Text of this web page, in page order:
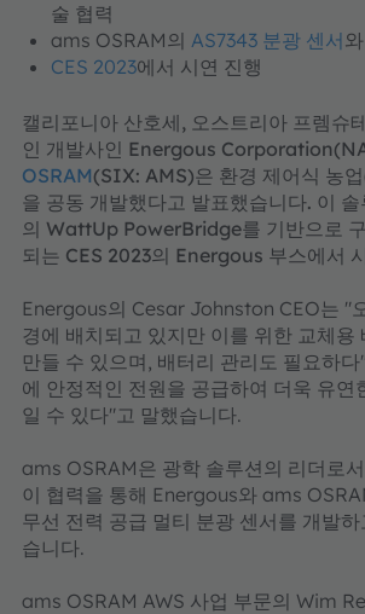
술 협력
ams OSRAM의 AS7343 분광 센서
CES 2023에서 시연 진행
캘리포니아 산호세, 오스트리아 프렘슈
인 개발사인 Energous
OSRAM(SIX: AMS)은 환경 제어식 농
을 공동 개발했다고 발표했습니다. 이
의 WattUp PowerBridge를 기반으로
되는 CES 2023의 Energous 부스에서
Energous의 Cesar Johnston CEO는 "
경에 배치되고 있지만 이를 위한 교체
만들 수 있으며, 배터리 관리도 필요하
에 안정적인 전원을 공급하여 더욱 유
일 수 있다"고 말했습니다.
ams OSRAM은 광학 솔루션의 리더로
이 협력을 통해 Energous와 ams
무선 전력 공급 멀티 분광 센서를 개발
습니다.
ams OSRAM AWS 사업 부문의 Wim